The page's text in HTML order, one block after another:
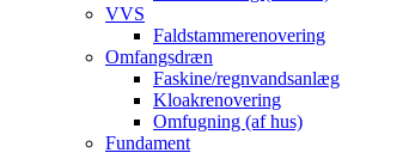
VVS
Faldstammerenovering
Omfangsdræn
Faskine/regnvandsanlæg
Kloakrenovering
Omfugning (af hus)
Fundament